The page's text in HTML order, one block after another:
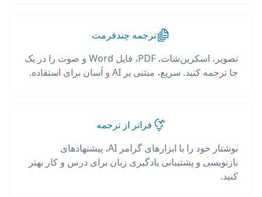
ترجمه چندفرمت
تصویر، اسکرین‌شات، PDF، فایل Word و صوت را در یک
جا ترجمه کنید. سریع، مبتنی بر AI و آسان برای استفاده.
فراتر از ترجمه
نوشتار خود را با ابزارهای گرامر AI، پیشنهادهای
بازنویسی و پشتیبانی یادگیری زبان برای درس و کار بهتر
کنید.